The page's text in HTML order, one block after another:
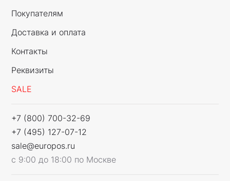
Покупателям
Доставка и оплата
Контакты
Реквизиты
SALE
+7 (800) 700-32-69
+7 (495) 127-07-12
sale@europos.ru
с 9:00 до 18:00 по Москве